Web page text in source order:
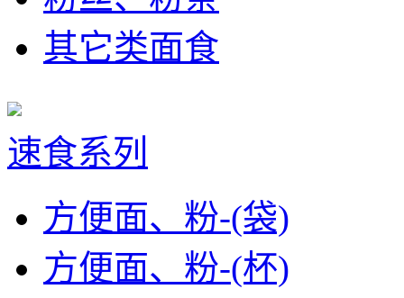
其它类面食
速食系列
方便面、粉-(袋)
方便面、粉-(杯)